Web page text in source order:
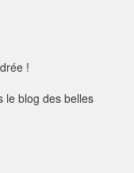
!
le blog des belles